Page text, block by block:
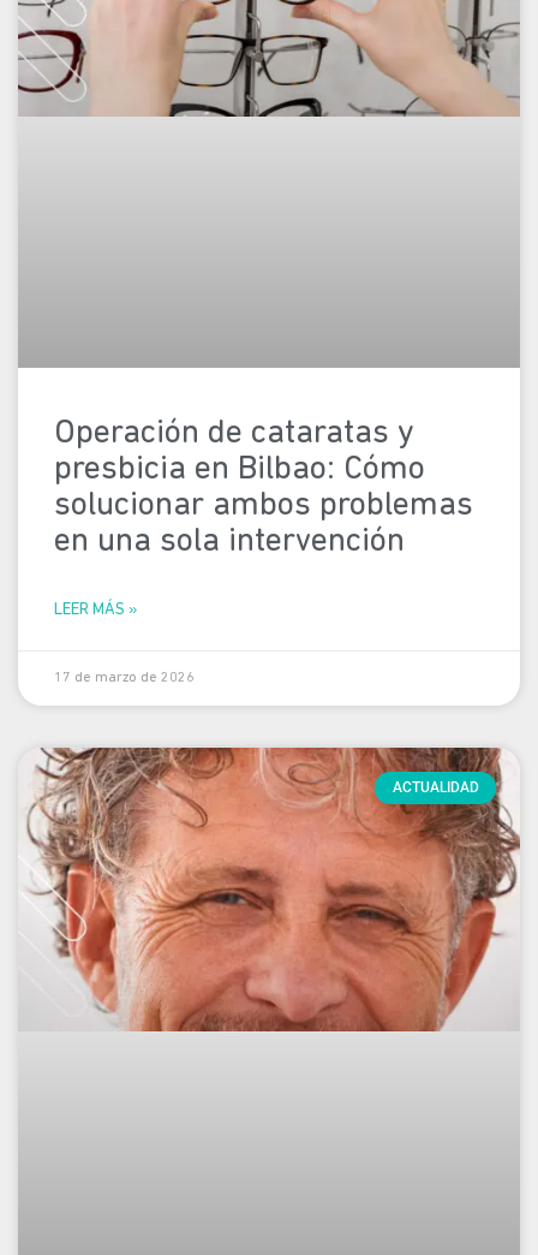
Operación de cataratas y
presbicia en Bilbao: Cómo
solucionar ambos problemas
en una sola intervención
LEER MÁS »
17 de marzo de 2026
ACTUALIDAD